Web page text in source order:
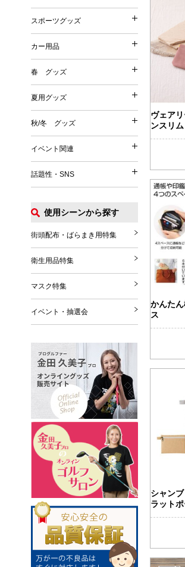
ヴェア
ンスリ
かんた
ス
シャン
ラットポ
食
スポーツグッズ
ス
カー用品
カ
春 グッズ
春
桜
夏用グッズ
花
秋/冬 グッズ
秋/
イベント関連
T
話題性・SNS
話
使用シーンから探す
街頭配布・ばらまき用特集
衛生用品特集
マスク特集
イベント・抽選会